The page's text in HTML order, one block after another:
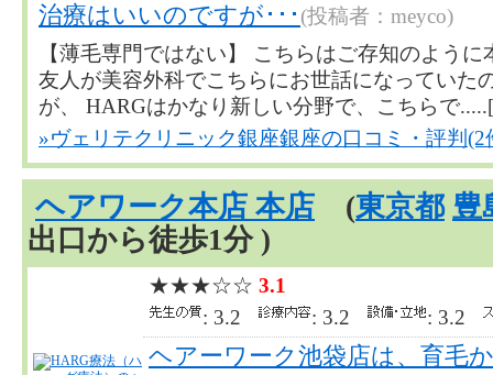
治療はいいのですが･･･ (投稿者：meyco)
【薄毛専門ではない】 こちらはご存知のよう
友人が美容外科でこちらにお世話になっていた
が、 HARGはかなり新しい分野で、こちらで.....[
»ヴェリテクリニック銀座銀座の口コミ・評判(2
ヘアワーク本店 本店 (東京都 豊
出口から徒歩1分 )
★★★☆☆ 3.1
: 3.2
: 3.2 : 3.2
ヘアーワーク池袋店は、育毛